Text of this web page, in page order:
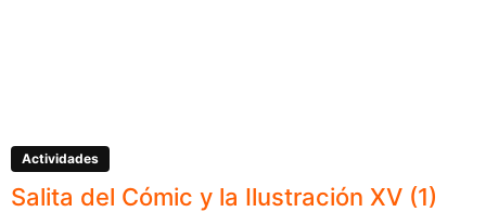
Actividades
Salita del Cómic y la Ilustración XV (1)